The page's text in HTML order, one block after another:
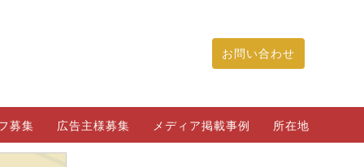
お問い合わせ
募集 広告主様募集 メディア掲載事例 所在地